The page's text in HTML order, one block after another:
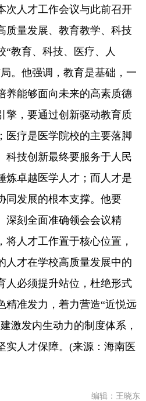
人才工作会议与此前召开
质量发展、教育教学、科技
“教育、科技、医疗、人
。他强调，教育是基础，一
养能够面向未来的高素质德
擎，要通过创新驱动教育质
医疗是医学院校的主要落脚
科技创新最终要服务于人民
炼卓越医学人才；而人才是
同发展的根本支撑。他要
深刻全面准确领会会议精
人才工作置于核心位置，
人才在学校高质量发展中的
人必须提升站位，杜绝形式
精准发力，着力营造“近悦远
激发内生动力的制度体系，
实人才保障。(来源：海南医
编辑：王晓东